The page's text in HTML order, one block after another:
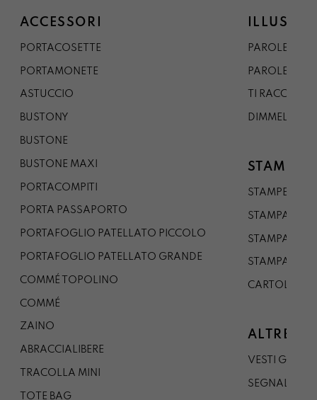
ACCESSORI
PORTACOSETTE
PORTAMONETE
ASTUCCIO
BUSTONY
BUSTONE
BUSTONE MAXI
PORTACOMPITI
PORTA PASSAPORTO
PORTAFOGLIO PATELLATO PICCOLO
PORTAFOGLIO PATELLATO GRANDE
COMMÉ TOPOLINO
COMMÉ
ZAINO
ABRACCIALIBERE
TRACOLLA MINI
TOTE BAG
PAROLE DAL
PAROLE DA
TI
DIMMELO
STAMPE
STAMPE A5
STAMPA A3
STAMPA A1
STAMPA A0
CARTOLINA
ALTRE
VESTI
SEGNALIBRO